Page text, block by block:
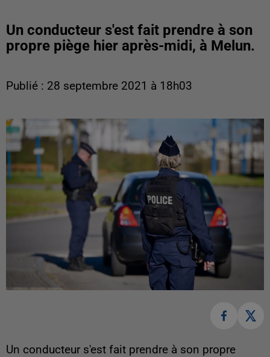
Un conducteur s'est fait prendre à son
propre piège hier après-midi, à Melun.
Publié : 28 septembre 2021 à 18h03
Un conducteur s'est fait prendre à son propre